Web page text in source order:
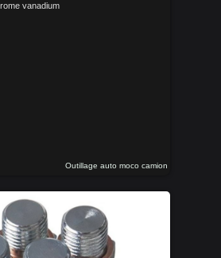
vanadium
Outillage auto moco camion